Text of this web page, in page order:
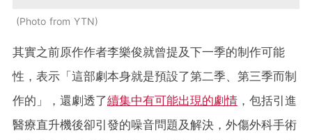
Photo from YTN
其實之前原作作者李樂俊就曾提及下一季的制作可能
性，表示「這部劇本身就是預設了第二季、第三季而制
作的」，還劇透了續集中有可能出現的劇情 ，包括引進
醫療直升機後卻引發的噪音問題及解決，外傷外科手術